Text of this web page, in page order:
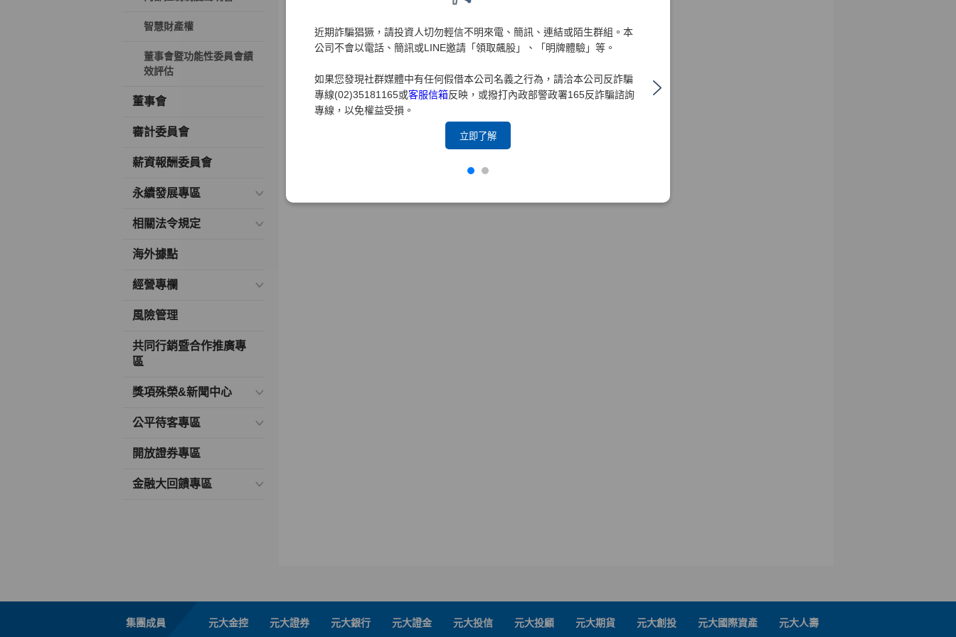
近期詐騙猖獗，請投資人切勿輕信不明來電、簡訊、連結或陌生群組。本
公司不會以電話、簡訊或LINE邀請「領取飆股」、「明牌體驗」等。
如果您發現社群媒體中有任何假借本公司名義之行為，請洽本公司反詐騙
專線(02)35181165或客服信箱反映，或撥打內政部警政署165反詐騙諮詢
專線，以免權益受損。
立即了解
智慧財產權
董事會暨功能性委員會績
效評估
董事會
審計委員會
薪資報酬委員會
永續發展專區
相關法令規定
海外據點
經營專欄
風險管理
共同行銷暨合作推廣專
區
獎項殊榮&新聞中心
公平待客專區
開放證券專區
金融大回饋專區
集團成員 元大金控 元大證券 元大銀行 元大證金 元大投信 元大投顧 元大期貨 元大創投 元大國際資產 元大人壽